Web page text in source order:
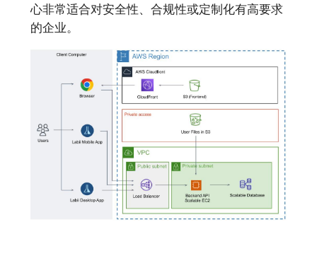
心非常适合对安全性、合规性或定制化有高要求
的企业。